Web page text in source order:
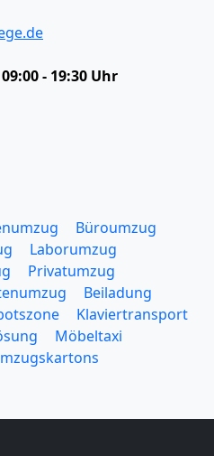
- 19:30 Uhr
Büroumzug
Laborumzug
Privatumzug
Beiladung
Klaviertransport
Möbeltaxi